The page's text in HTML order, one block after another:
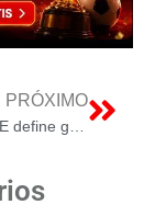
PRÓXIMO